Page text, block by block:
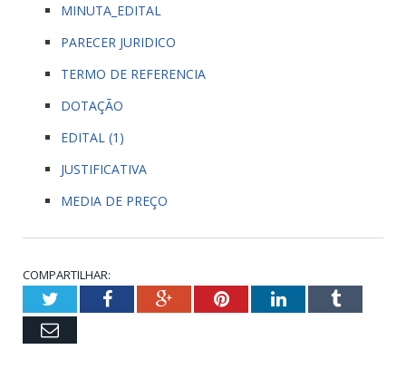
MINUTA_EDITAL
PARECER JURIDICO
TERMO DE REFERENCIA
DOTAÇÃO
EDITAL (1)
JUSTIFICATIVA
MEDIA DE PREÇO
COMPARTILHAR:
TwitterFacebookGoogle+PinterestLinkedInTumblr
Email